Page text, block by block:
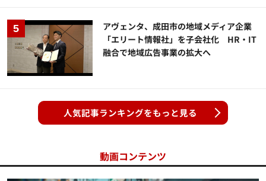
アヴェンタ、成田市の地域メディア企業
「エリート情報社」を子会社化 HR・IT
融合で地域広告事業の拡大へ
人気記事ランキングをもっと見る
動画コンテンツ